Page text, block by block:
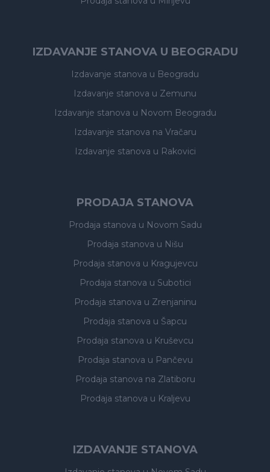
IZDAVANJE STANOVA U BEOGRADU
Izdavanje stanova u Beogradu
Izdavanje stanova u Zemunu
Izdavanje stanova u Novom Beogradu
Izdavanje stanova na Vračaru
Izdavanje stanova u Rakovici
PRODAJA STANOVA
Prodaja stanova u Novom Sadu
Prodaja stanova u Nišu
Prodaja stanova u Kragujevcu
Prodaja stanova u Subotici
Prodaja stanova u Zrenjaninu
Prodaja stanova u Šapcu
Prodaja stanova u Kruševcu
Prodaja stanova u Pančevu
Prodaja stanova na Zlatiboru
Prodaja stanova u Kraljevu
IZDAVANJE STANOVA